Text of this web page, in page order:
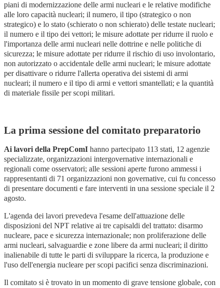
piani di modernizzazione delle armi nucleari e le relative modifiche
alle loro capacità nucleari; il numero, il tipo (strategico o non
strategico) e lo stato (schierato o non schierato) delle testate nucleari;
il numero e il tipo dei vettori; le misure adottate per ridurre il ruolo e
l'importanza delle armi nucleari nelle dottrine e nelle politiche di
sicurezza; le misure adottate per ridurre il rischio di uso involontario,
non autorizzato o accidentale delle armi nucleari; le misure adottate
per disattivare o ridurre l'allerta operativa dei sistemi di armi
nucleari; il numero e il tipo di armi e vettori smantellati; e la quantità
di materiale fissile per scopi militari.
La prima sessione del comitato preparatorio
Ai lavori della PrepComI hanno partecipato 113 stati, 12 agenzie
specializzate, organizzazioni intergovernative internazionali e
regionali come osservatori; alle sessioni aperte furono ammessi i
rappresentanti di 71 organizzazioni non governative, cui fu concesso
di presentare documenti e fare interventi in una sessione speciale il 2
agosto.
L'agenda dei lavori prevedeva l'esame dell'attuazione delle
disposizioni del NPT relative ai tre capisaldi del trattato: disarmo
nucleare, pace e sicurezza internazionale; non proliferazione delle
armi nucleari, salvaguardie e zone libere da armi nucleari; il diritto
inalienabile di tutte le parti di sviluppare la ricerca, la produzione e
l'uso dell'energia nucleare per scopi pacifici senza discriminazioni.
Il comitato si è trovato in un momento di grave tensione globale, con